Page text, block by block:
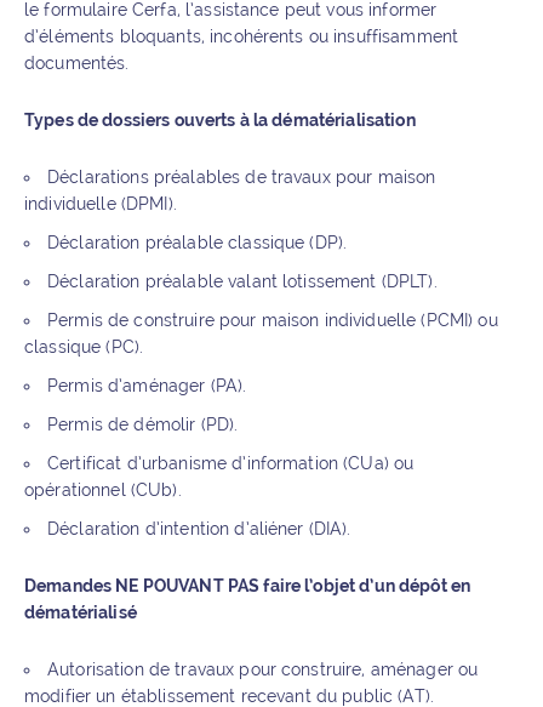
le formulaire Cerfa, l’assistance peut vous informer
d’éléments bloquants, incohérents ou insuffisamment
documentés.
Types de dossiers ouverts à la dématérialisation
Déclarations préalables de travaux pour maison
individuelle (DPMI).
Déclaration préalable classique (DP).
Déclaration préalable valant lotissement (DPLT).
Permis de construire pour maison individuelle (PCMI) ou
classique (PC).
Permis d’aménager (PA).
Permis de démolir (PD).
Certificat d’urbanisme d’information (CUa) ou
opérationnel (CUb).
Déclaration d’intention d’aliéner (DIA).
Demandes NE POUVANT PAS faire l’objet d’un dépôt en
dématérialisé
Autorisation de travaux pour construire, aménager ou
modifier un établissement recevant du public (AT).